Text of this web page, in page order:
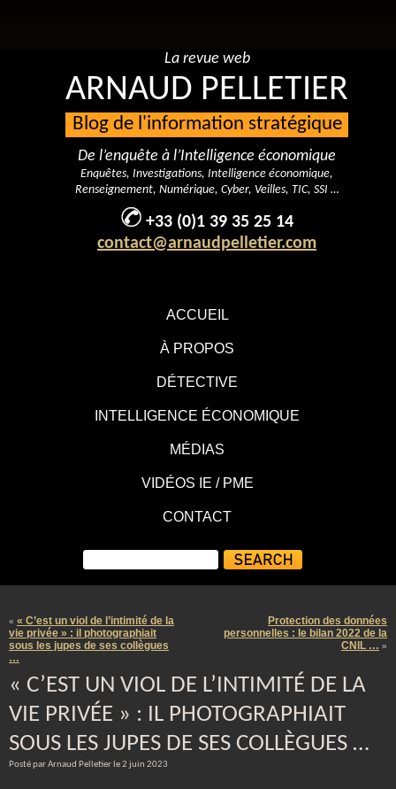
ACCUEIL
À PROPOS
DÉTECTIVE
INTELLIGENCE ÉCONOMIQUE
MÉDIAS
VIDÉOS IE / PME
CONTACT
La revue web
ARNAUD PELLETIER
Blog de l'information stratégique
De l’enquête à l’Intelligence économique
Enquêtes, Investigations, Intelligence économique,
Renseignement, Numérique, Cyber, Veilles, TIC, SSI …
+33 (0)1 39 35 25 14
contact@arnaudpelletier.com
« « C’est un viol de l’intimité de la
vie privée » : il photographiait
sous les jupes de ses collègues
…
Protection des données
personnelles : le bilan 2022 de la
CNIL … »
« C’EST UN VIOL DE L’INTIMITÉ DE LA
VIE PRIVÉE » : IL PHOTOGRAPHIAIT
SOUS LES JUPES DE SES COLLÈGUES …
Posté par Arnaud Pelletier le 2 juin 2023